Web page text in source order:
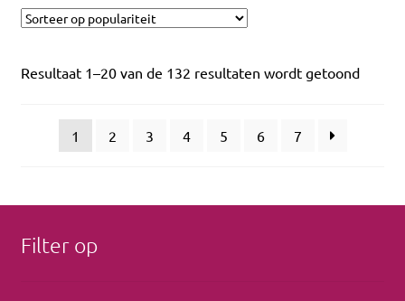
Resultaat 1–20 van de 132 resultaten wordt getoond
1 2 3 4 5 6 7
Filter op